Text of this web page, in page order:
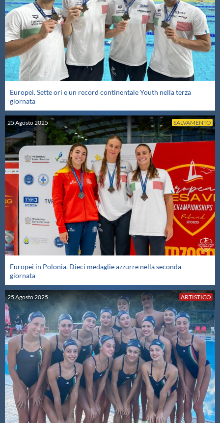
Europei. Sette ori e un record continentale Youth nella terza
giornata
SALVAMENTO
25 Agosto2025
Europei in Polonia. Dieci medaglie azzurre nella seconda
giornata
ARTISTICO
25Agosto2025